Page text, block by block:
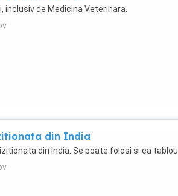
inclusiv de Medicina Veterinara.
din India
din India. Se poate folosi si ca tablou.